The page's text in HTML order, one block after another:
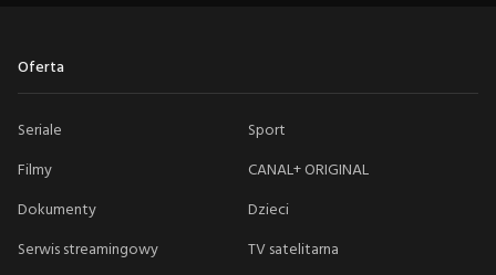
Oferta
Seriale
Sport
Filmy
CANAL+ ORIGINAL
Dokumenty
Dzieci
Serwis streamingowy
TV satelitarna